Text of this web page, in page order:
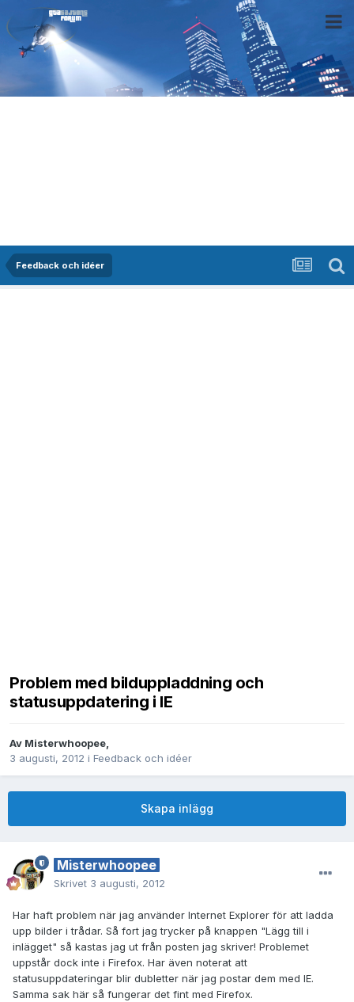
Feedback och idéer
Problem med bilduppladdning och
statusuppdatering i IE
Av Misterwhoopee,
3 augusti, 2012 i Feedback och idéer
Skapa inlägg
Misterwhoopee
Skrivet 3 augusti, 2012
Har haft problem när jag använder Internet Explorer för att ladda
upp bilder i trådar. Så fort jag trycker på knappen "Lägg till i
inlägget" så kastas jag ut från posten jag skriver! Problemet
uppstår dock inte i Firefox. Har även noterat att
statusuppdateringar blir dubletter när jag postar dem med IE.
Samma sak här så fungerar det fint med Firefox.